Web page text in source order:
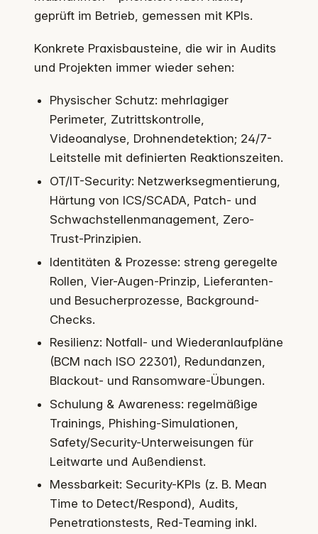
geprüft im Betrieb, gemessen mit KPIs.
Konkrete Praxisbausteine, die wir in Audits
und Projekten immer wieder sehen:
Physischer Schutz: mehrlagiger
Perimeter, Zutrittskontrolle,
Videoanalyse, Drohnendetektion; 24/7-
Leitstelle mit definierten Reaktionszeiten.
OT/IT-Security: Netzwerksegmentierung,
Härtung von ICS/SCADA, Patch- und
Schwachstellenmanagement, Zero-
Trust-Prinzipien.
Identitäten & Prozesse: streng geregelte
Rollen, Vier-Augen-Prinzip, Lieferanten-
und Besucherprozesse, Background-
Checks.
Resilienz: Notfall- und Wiederanlaufpläne
(BCM nach ISO 22301), Redundanzen,
Blackout- und Ransomware-Übungen.
Schulung & Awareness: regelmäßige
Trainings, Phishing-Simulationen,
Safety/Security-Unterweisungen für
Leitwarte und Außendienst.
Messbarkeit: Security-KPIs (z. B. Mean
Time to Detect/Respond), Audits,
Penetrationstests, Red-Teaming inkl.